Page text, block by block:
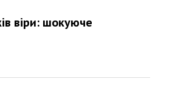
віри: шокуюче